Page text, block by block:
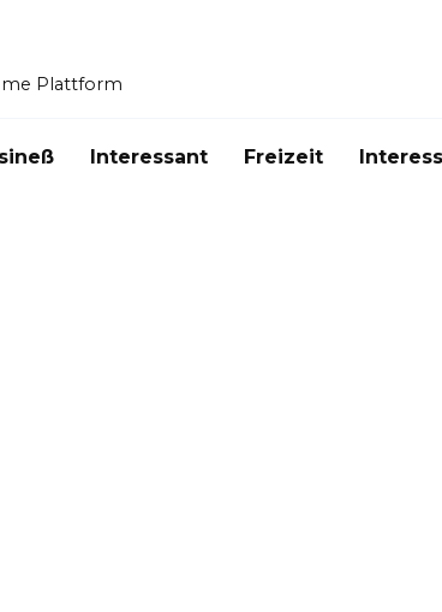
Plattform
Interessant Freizeit